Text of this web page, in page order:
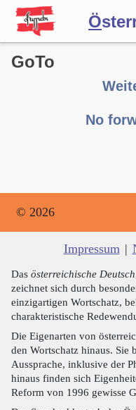
Ö
Wörterbuch
GoTo
No
© 2026
Impressum |
Das österreichische Deutsch
zeichnet sich durch
einzigartigen Wortschatz,
charakteristische
Die Eigenarten von
den Wortschatz hinaus. Sie
Aussprache, inklusive der
hinaus finden sich
Reform von 1996 gewisse